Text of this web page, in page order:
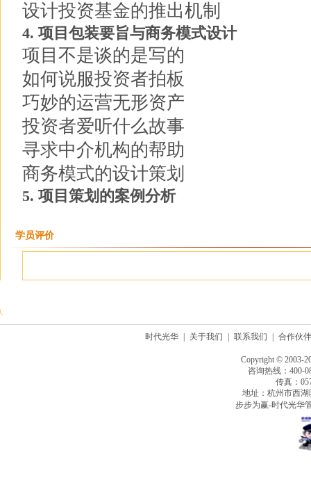
设计投资基金的推出机制
4. 项目包装要旨与商务模式设计
项目不是谈的是写的
如何说服投资者拍板
巧妙的运营无形资产
投资者爱听什么故事
寻求中介机构的帮助
商务模式的设计策划
5. 项目策划的案例分析
学员评价
时代光华 关于我们 联系我们 合作伙伴
Copyright © 2003-
咨询热线：400-
传真：
地址：杭州市西
步步为赢-时代光华